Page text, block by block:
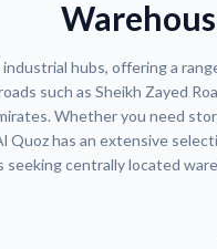
hubs, offering a
such as Sheikh Zayed
Whether you need
Quoz has an extensive
seeking centrally located